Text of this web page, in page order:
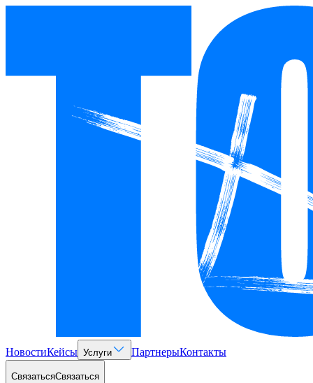
НовостиКейсы Услуги ПартнерыКонтакты
СвязатьсяСвязаться